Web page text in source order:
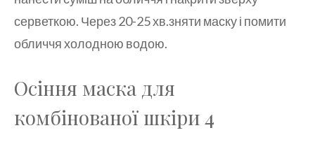
серветкою. Через 20-25 хв.зняти маску і помити
обличчя холодною водою.
Осіння маска для
комбінованої шкіри 4